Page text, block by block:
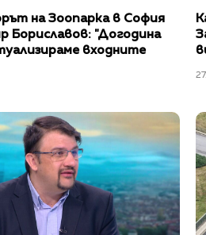
на Зоопарка в София
Бориславов: "Догодина
входните